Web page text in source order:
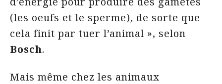
(les oeufs et le sperme), de sorte que
cela finit par tuer l’animal », selon
Bosch.
Mais même chez les animaux